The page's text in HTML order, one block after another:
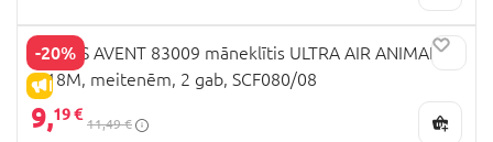
-20%
IZPĀRDOŠANA
PHILIPS AVENT 83009 māneklītis ULTRA AIR ANIMALS,
6-18M, meitenēm, 2 gab, SCF080/08
9,19 €
11,49 €